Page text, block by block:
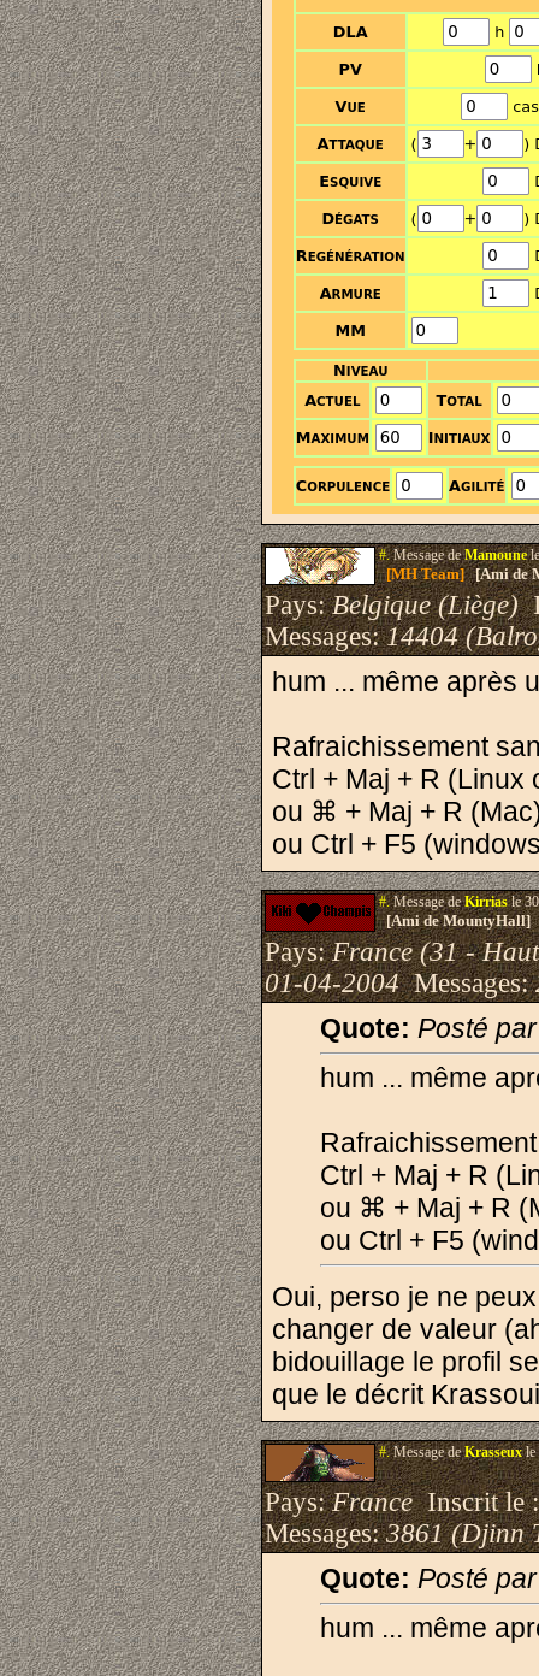
#.Message deMamoune
[MH Team][Ami de
Pays:Belgique (Liège)
Messages:14404
hum ... même après
Rafraichissement
Ctrl + Maj + R (Linux
ou ⌘ + Maj + R
ou Ctrl + F5
#.Message deKirriasle
[Ami de MountyHall]
Pays:France (31 -
01-04-2004Messages:
Quote: Posté
hum ... même
Ctrl + Maj + R
ou ⌘ + Maj + R
ou Ctrl + F5
Oui, perso je ne
changer de valeur
bidouillage le profil
que le décrit
#.Message deKrasseuxle
Pays:FranceInscrit le
Messages:3861 (Djinn
Quote: Posté
hum ... même